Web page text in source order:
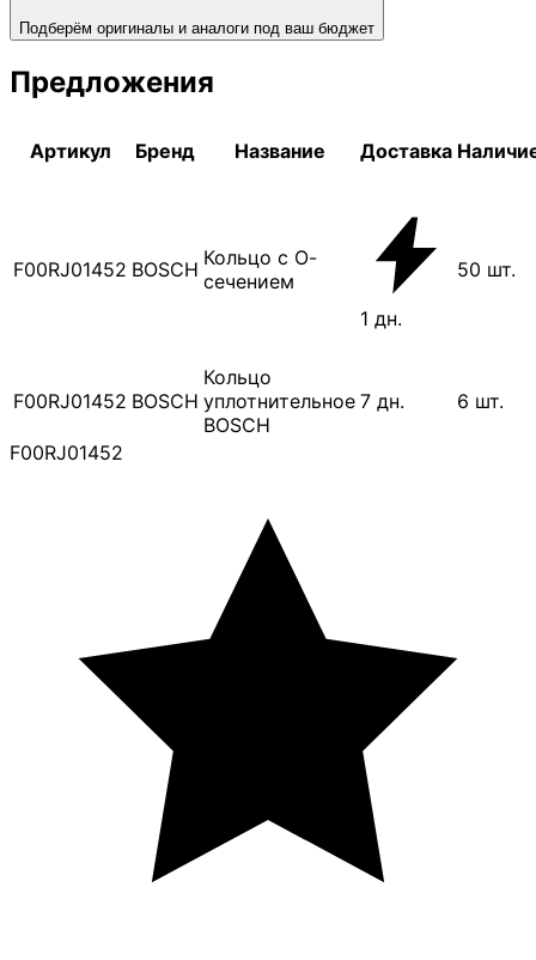
Подберём оригиналы и аналоги под ваш бюджет
Предложения
Артикул Бренд Название Доставка
F00RJ01452 BOSCH Кольцо с О-
сечением
1 дн.
50 шт.
F00RJ01452 BOSCH
Кольцо
уплотнительное
BOSCH
7 дн. 6 шт.
F00RJ01452